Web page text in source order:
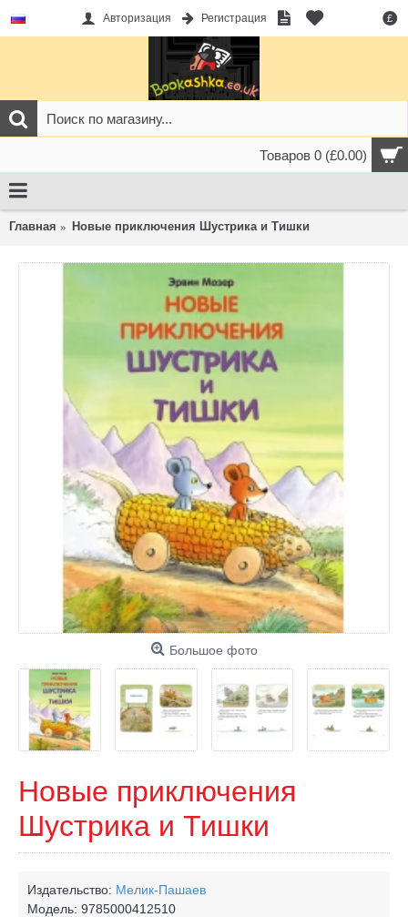
£
Авторизация Регистрация
Товаров 0 (£0.00)
Главная Новые приключения Шустрика и Тишки
Большое фото
Новые приключения
Шустрика и Тишки
Издательство: Мелик-Пашаев
Модель: 9785000412510